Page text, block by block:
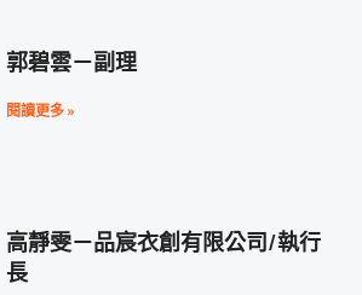
郭碧雲－副理
閱讀更多 »
高靜雯－品宸衣創有限公司/執行
長